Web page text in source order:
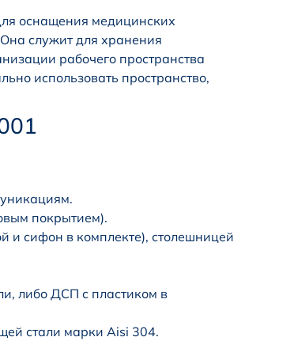
оснащения медицинских
служит для хранения
рабочего пространства
использовать пространство,
покрытием).
и сифон в комплекте), столешницей
либо ДСП с пластиком в
стали марки Aisi 304.